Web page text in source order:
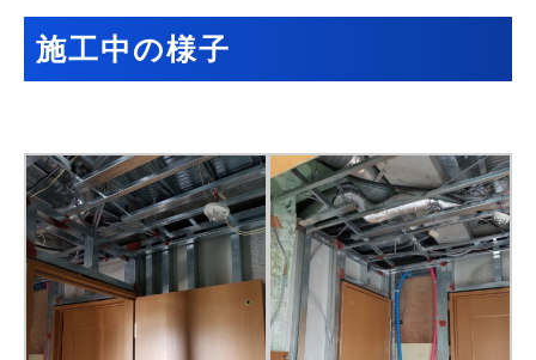
施工中の様子